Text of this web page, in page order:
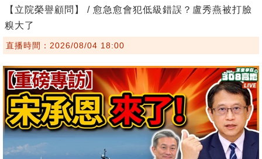
【立院榮譽顧問】 / 愈急愈會犯低級錯誤？盧秀燕被打臉
糗大了
直播時間：2026/08/04 18:00